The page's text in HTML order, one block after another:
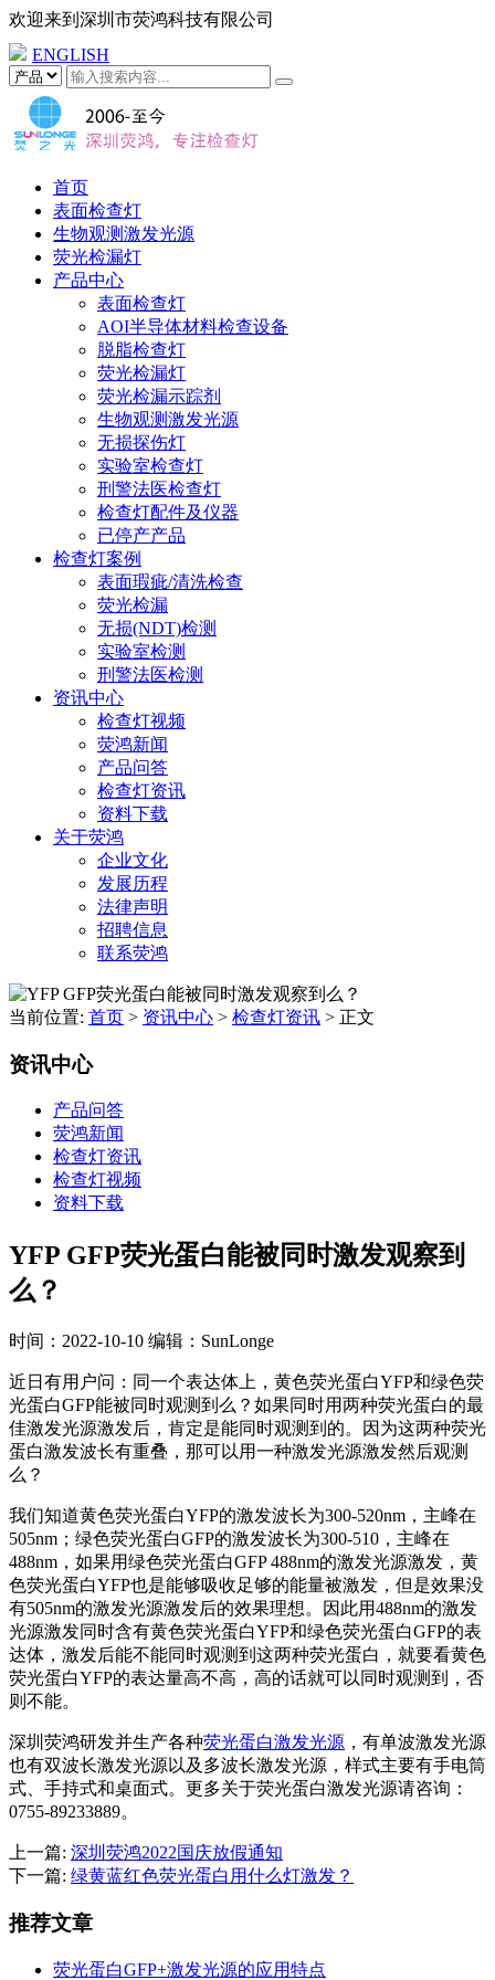
欢迎来到 深圳市荧鸿科技有限公司
ENGLISH
首页
表面检查灯
生物观测激发光源
荧光检漏灯
产品中心
表面检查灯
AOI半导体材料检查设备
脱脂检查灯
荧光检漏灯
荧光检漏示踪剂
生物观测激发光源
无损探伤灯
实验室检查灯
刑警法医检查灯
检查灯配件及仪器
已停产产品
检查灯案例
表面瑕疵/清洗检查
荧光检漏
无损(NDT)检测
实验室检测
刑警法医检测
资讯中心
检查灯视频
荧鸿新闻
产品问答
检查灯资讯
资料下载
关于荧鸿
企业文化
发展历程
法律声明
招聘信息
联系荧鸿
当前位置: 首页 > 资讯中心 > 检查灯资讯 > 正文
资讯中心
产品问答
荧鸿新闻
检查灯资讯
检查灯视频
资料下载
YFP GFP荧光蛋白能被同时激发观察到
么？
时间：2022-10-10 编辑：SunLonge
近日有用户问：同一个表达体上，黄色荧光蛋白YFP和绿色荧
光蛋白GFP能被同时观测到么？如果同时用两种荧光蛋白的最
佳激发光源激发后，肯定是能同时观测到的。因为这两种荧光
蛋白激发波长有重叠，那可以用一种激发光源激发然后观测
么？
我们知道黄色荧光蛋白YFP的激发波长为300-520nm，主峰在
505nm；绿色荧光蛋白GFP的激发波长为300-510，主峰在
488nm，如果用绿色荧光蛋白GFP 488nm的激发光源激发，黄
色荧光蛋白YFP也是能够吸收足够的能量被激发，但是效果没
有505nm的激发光源激发后的效果理想。因此用488nm的激发
光源激发同时含有黄色荧光蛋白YFP和绿色荧光蛋白GFP的表
达体，激发后能不能同时观测到这两种荧光蛋白，就要看黄色
荧光蛋白YFP的表达量高不高，高的话就可以同时观测到，否
则不能。
深圳荧鸿研发并生产各种荧光蛋白激发光源 ，有单波激发光源
也有双波长激发光源以及多波长激发光源，样式主要有手电筒
式、手持式和桌面式。更多关于荧光蛋白激发光源请咨询：
0755-89233889。
上一篇: 深圳荧鸿2022国庆放假通知
下一篇: 绿黄蓝红色荧光蛋白用什么灯激发？
推荐文章
荧光蛋白GFP+激发光源的应用特点